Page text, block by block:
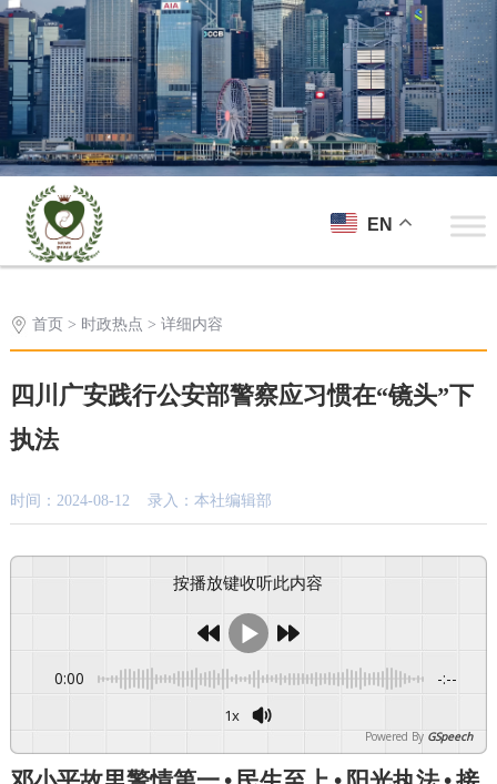
EN
首页 > 时政热点 > 详细内容
四川广安践行公安部警察应习惯在“镜头”下
执法
时间：2024-08-12 录入：本社编辑部
按播放键收听此内容
0:00 -:--
1x
Powered By GSpeech